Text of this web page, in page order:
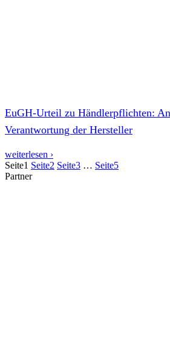
EuGH-Urteil zu Händlerpflichten:
Verantwortung der Hersteller
weiterlesen ›
Seite1 Seite2 Seite3 … Seite5
Partner